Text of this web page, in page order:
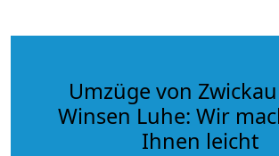
Umzüge von
Winsen Luhe: Wir
Ihnen leicht